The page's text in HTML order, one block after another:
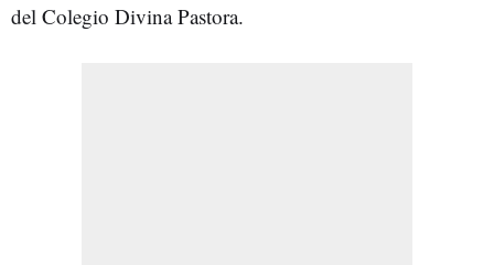
del Colegio Divina Pastora.